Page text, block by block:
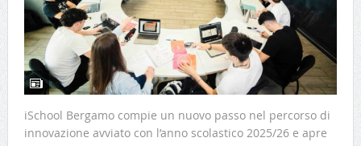
iSchool Bergamo compie un nuovo passo nel percorso di
innovazione avviato con l’anno scolastico 2025/26 e apre